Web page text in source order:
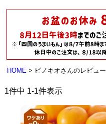
HOME ピノキオさんのレビュー
1件中 1-1件表示